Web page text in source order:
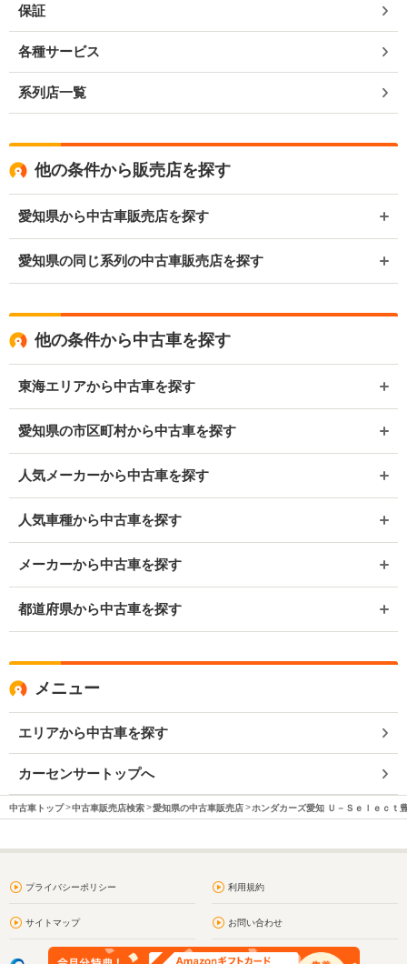
保証
各種サービス
系列店一覧
他の条件から販売店を探す
愛知県から中古車販売店を探す
愛知県の同じ系列の中古車販売店を探す
他の条件から中古車を探す
東海エリアから中古車を探す
愛知県の市区町村から中古車を探す
人気メーカーから中古車を探す
人気車種から中古車を探す
メーカーから中古車を探す
都道府県から中古車を探す
メニュー
エリアから中古車を探す
カーセンサートップへ
中古車トップ 中古車販売店検索 愛知県の中古車販売店 ホンダカーズ愛知 Ｕ－Ｓｅｌｅｃｔ
プライバシーポリシー 利用規約
サイトマップ お問い合わせ